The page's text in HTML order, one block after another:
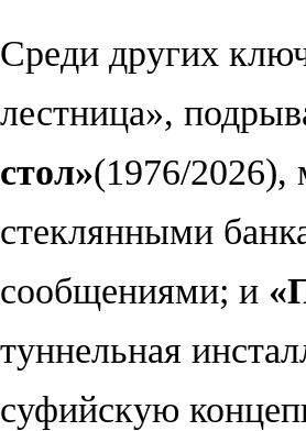
Среди других
лестница»,
стол»(1976/2026),
стеклянными
сообщениями; и «
туннельная
суфийскую